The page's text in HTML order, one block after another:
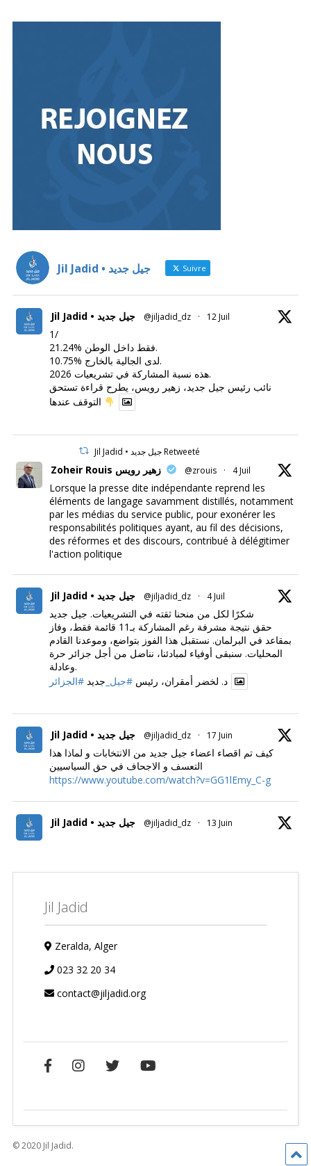
Jil Jadid • جيل جديد Suivre
Jil Jadid • جيل جديد @jiljadid_dz · 12 Juil
1/
21.24% فقط داخل الوطن.
10.75% لدى الجالية بالخارج.
هذه نسبة المشاركة في تشريعيات 2026.
نائب رئيس جيل جديد، زهير رويس، يطرح قراءة تستحق
Jil Jadid • جيل جديد Retweeté
Zoheir Rouis زهير رويس @zrouis · 4 Juil
Lorsque la presse dite indépendante reprend les
éléments de langage savamment distillés, notamment
par les médias du service public, pour exonérer les
responsabilités politiques ayant, au fil des décisions,
des réformes et des discours, contribué à délégitimer
l'action politique
Jil Jadid • جيل جديد @jiljadid_dz · 4 Juil
شكرًا لكل من منحنا ثقته في التشريعيات. جيل جديد
حقق نتيجة مشرفة رغم المشاركة بـ11 قائمة فقط، وفاز
بمقاعد في البرلمان. نستقبل هذا الفوز بتواضع، وموعدنا القادم
المحليات. سنبقى أوفياء لمبادئنا، نناضل من أجل جزائر حرة
وعادلة.
د. لخضر أمقران، رئيس#جيل_ جديد#الجزائر
Jil Jadid • جيل جديد @jiljadid_dz · 17 Juin
كيف تم اقصاء اعضاء جيل جديد من الانتخابات و لماذا هذا
التعسف و الاجحاف في حق السياسيين
https://www.youtube.com/watch?v=GG1lEmy_C-g
Jil Jadid • جيل جديد @jiljadid_dz · 13 Juin
Jil Jadid
Zeralda, Alger
023 32 20 34
contact@jiljadid.org
© 2020 Jil Jadid.